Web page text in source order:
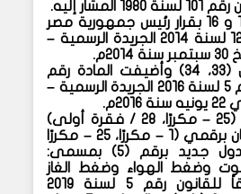
٣١) استبدلت المواد ١٢ و ١٦ بقرار رئيس جمهورية مصر
العربية بالقانون رقم ١٢٩ لسنة ٢٠١٤ الجريدة الرسمية –
٣٢) استبدلت المادتين (٣٣، ٣٤) وأضيفت المادة رقم
(٣٤ مكررًا) بالقانون رقم ٥ لسنة ٢٠١٦ الجريدة الرسمية –
٣٣) استبدلت المادتين (٢٥ – مكررًا، ٢٨ / فقرة أولى)
وأضيفت مادتان جديدتان برقمي (١ – مكررًا، ٢٥ – مكررًا
” أ”) كما أضيف جدول جديد برقم (٥) بمسمى:
وضغط الهواء وضغط الغاز
وذخائرها”، وذلك وفقاً للقانون رقم ٥ لسنة ٢٠١٩